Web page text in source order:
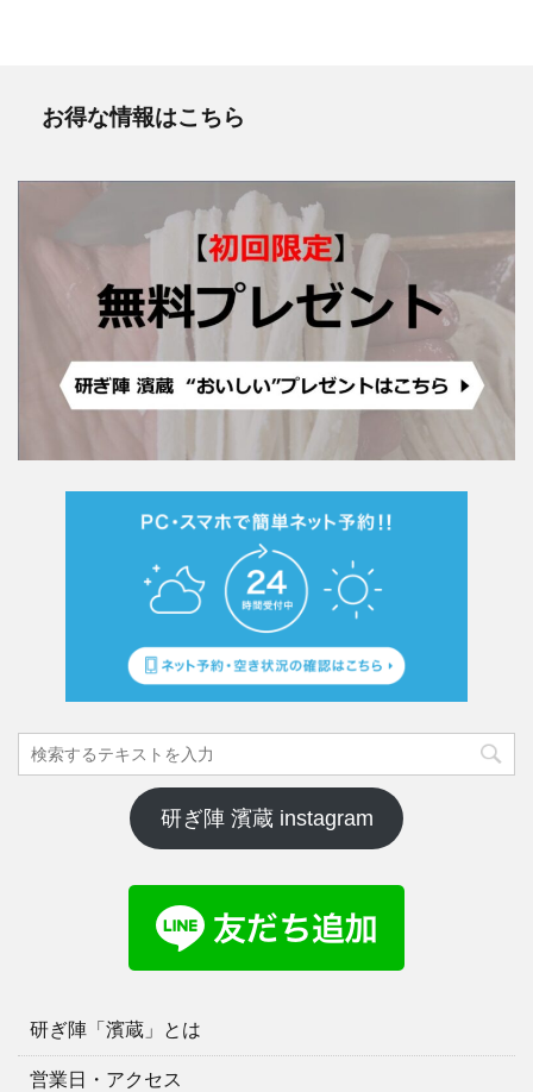
お得な情報はこちら
研ぎ陣 濱蔵 instagram
研ぎ陣「濱蔵」とは
営業日・アクセス